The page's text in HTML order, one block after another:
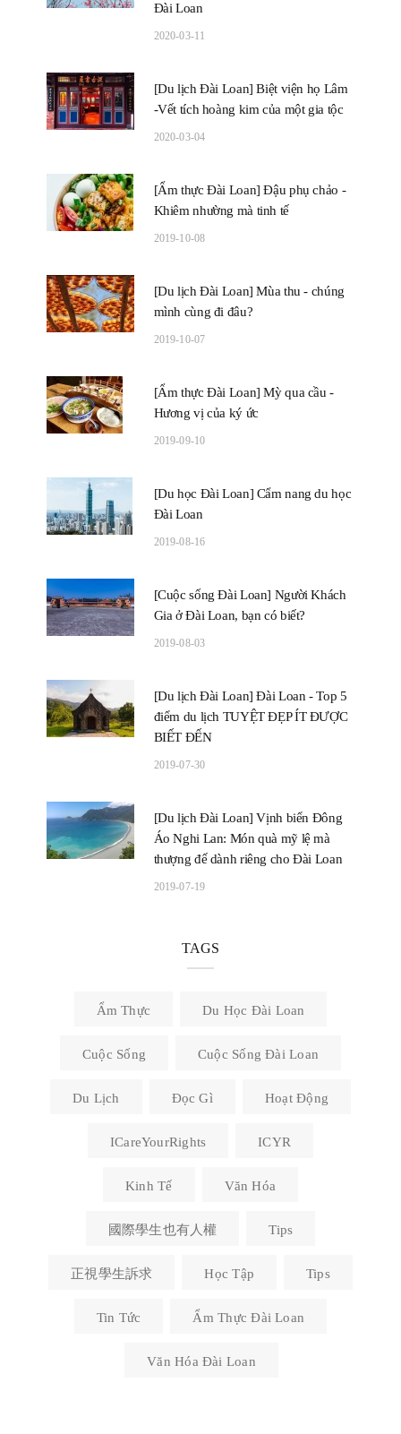
Đài Loan
2020-03-11
[Du lịch Đài Loan] Biệt viện họ Lâm
-Vết tích hoàng kim của một gia tộc
2020-03-04
[Ẩm thực Đài Loan] Đậu phụ chảo -
Khiêm nhường mà tinh tế
2019-10-08
[Du lịch Đài Loan] Mùa thu - chúng
mình cùng đi đâu?
2019-10-07
[Ẩm thực Đài Loan] Mỳ qua cầu -
Hương vị của ký ức
2019-09-10
[Du học Đài Loan] Cẩm nang du học
Đài Loan
2019-08-16
[Cuộc sống Đài Loan] Người Khách
Gia ở Đài Loan, bạn có biết?
2019-08-03
[Du lịch Đài Loan] Đài Loan - Top 5
điểm du lịch TUYỆT ĐẸP ÍT ĐƯỢC
BIẾT ĐẾN
2019-07-30
[Du lịch Đài Loan] Vịnh biển Đông
Áo Nghi Lan: Món quà mỹ lệ mà
thượng đế dành riêng cho Đài Loan
2019-07-19
TAGS
Ẩm Thực Du Học Đài Loan
Cuộc Sống Cuộc Sống Đài Loan
Du Lịch Đọc Gì Hoạt Động
ICareYourRights ICYR
Kinh Tế Văn Hóa
國際學生也有人權 Tips
正視學生訴求 Học Tập Tips
Tin Tức Ẩm Thực Đài Loan
Văn Hóa Đài Loan